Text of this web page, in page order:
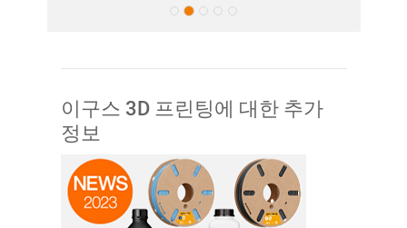
이구스 3D 프린팅에 대한 추가
정보